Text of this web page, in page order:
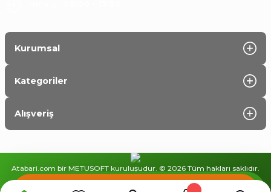
Kurumsal
Kategoriler
Alışveriş
Atabari.com bir METUSOFT kuruluşudur. © 2026 Tüm hakları saklıdır.
Kredi kartı bilgileriniz 256 bit SSL sertifikası ile %100 güvende!